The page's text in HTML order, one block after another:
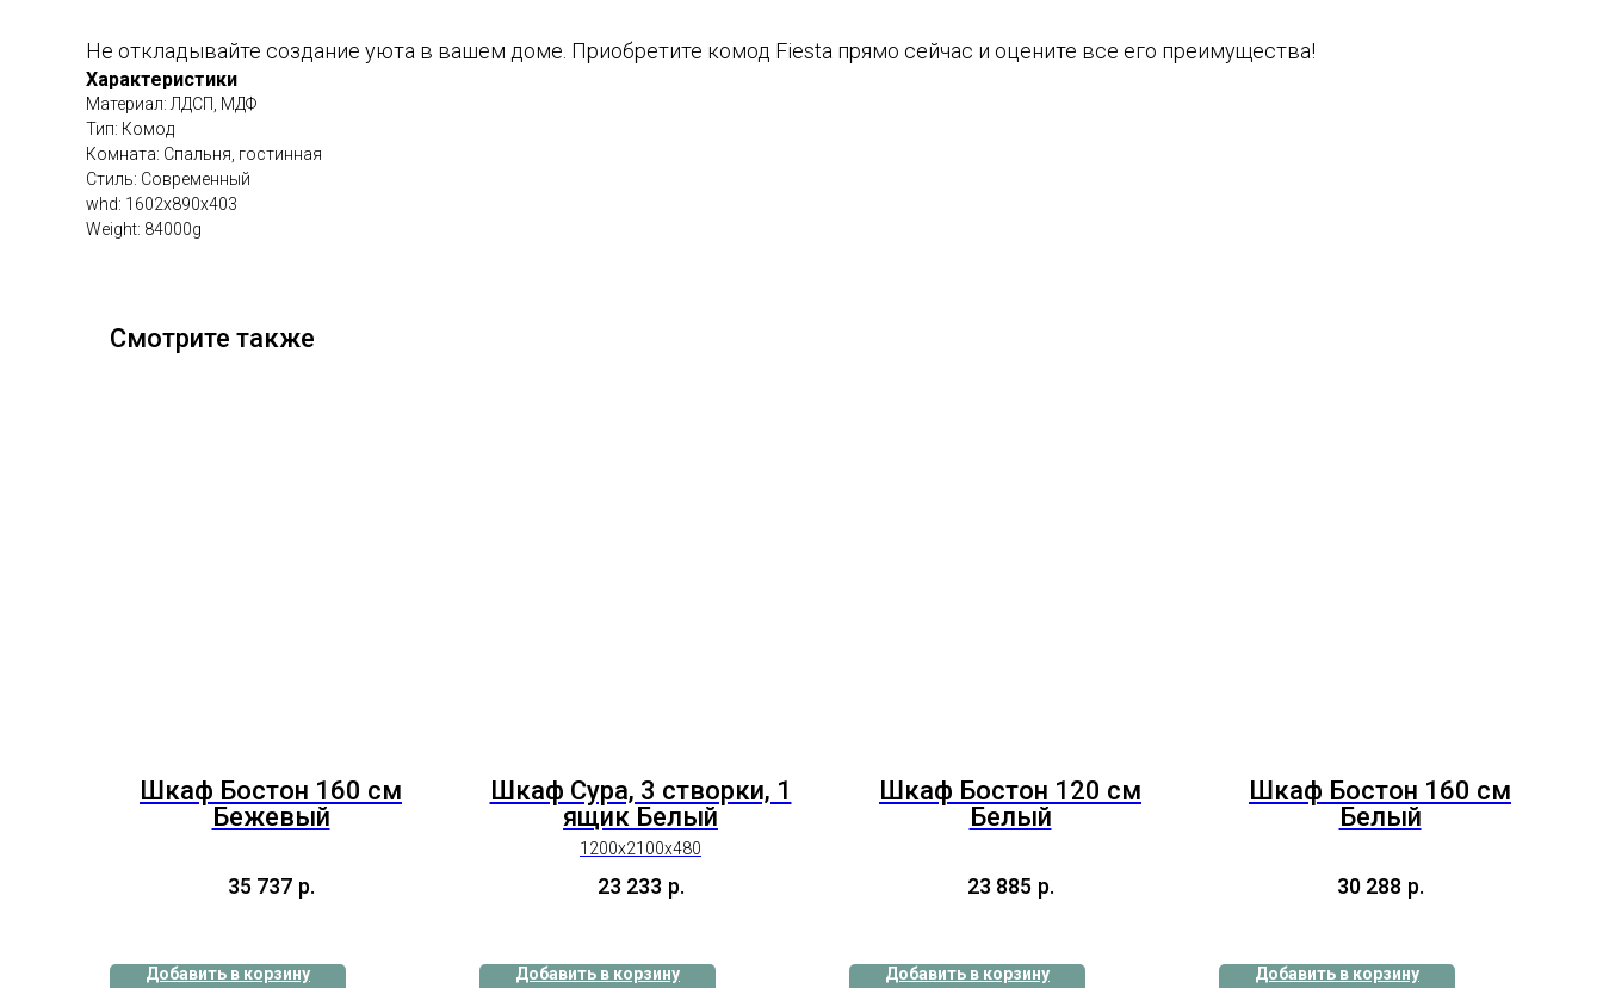
Не откладывайте создание уюта в вашем доме. Приобретите комод Fiesta прямо сейчас и оцените все его преимущества!
Характеристики
Материал: ЛДСП, МДФ
Тип: Комод
Комната: Спальня, гостинная
Стиль: Современный
whd: 1602x890x403
Weight: 84000g
Смотрите также
Шкаф Бостон 160 см
Бежевый
35 737 р.
Добавить в корзину
Шкаф Сура, 3 створки, 1
ящик Белый
1200х2100х480
23 233 р.
Добавить в корзину
Шкаф Бостон 120 см
Белый
23 885 р.
Добавить в корзину
Шкаф Бостон 160 см
Белый
30 288 р.
Добавить в корзину